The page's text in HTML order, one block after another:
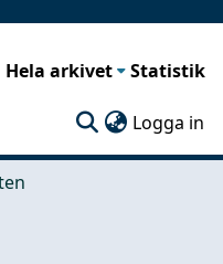
Hela arkivet Statistik
Logga in